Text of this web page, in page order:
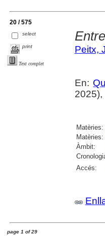
20 / 575
select
print
Text complet
Peitx,
En:
2025),
Matèries:
Matèries:
Àmbit:
Accés:
page 1 of 29